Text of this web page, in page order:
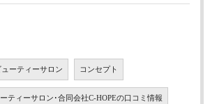
ューティーサロン コンセプト
ティーサロン･合同会社C-HOPEの口コミ情報